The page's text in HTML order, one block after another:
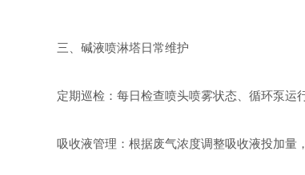
三、碱液喷淋塔日常维护
定期巡检：每日检查喷头喷雾状态、循环泵运
吸收液管理：根据废气浓度调整吸收液投加量